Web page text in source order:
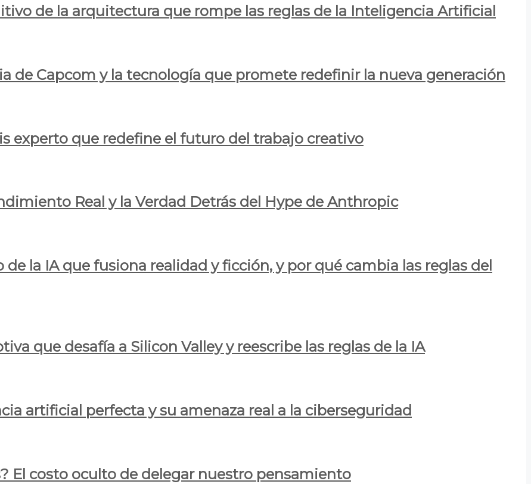
de la arquitectura que rompe las reglas de la Inteligencia Artificial
de Capcom y la tecnología que promete redefinir la nueva generación
experto que redefine el futuro del trabajo creativo
Real y la Verdad Detrás del Hype de Anthropic
la IA que fusiona realidad y ficción, y por qué cambia las reglas del
que desafía a Silicon Valley y reescribe las reglas de la IA
artificial perfecta y su amenaza real a la ciberseguridad
El costo oculto de delegar nuestro pensamiento